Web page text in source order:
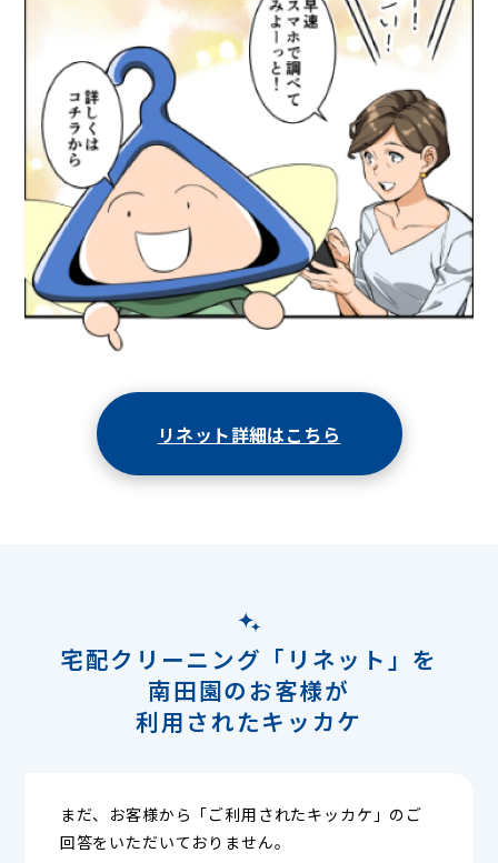
リネット詳細はこちら
宅配クリーニング「リネット」を
南田園のお客様が
利用されたキッカケ
まだ、お客様から「ご利用されたキッカケ」のご
回答をいただいておりません。